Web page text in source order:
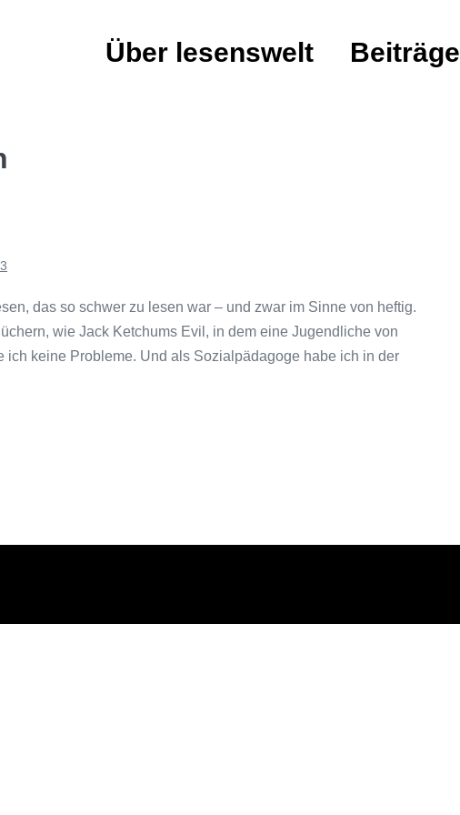
Über lesenswelt Beiträge
das so schwer zu lesen war – und zwar im Sinne von heftig.
wie Jack Ketchums Evil, in dem eine Jugendliche von
ich keine Probleme. Und als Sozialpädagoge habe ich in der